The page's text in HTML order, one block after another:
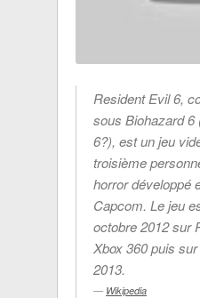
Resident Evil 6,
sous Biohazard 6
6?), est un jeu
troisième
horror développé
Capcom. Le jeu
octobre 2012 sur
Xbox 360 puis
2013.
Wikipedia